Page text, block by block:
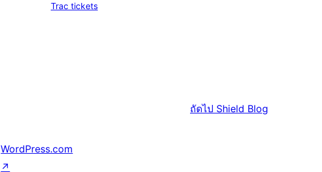
Trac tickets
ถัดไป Shield Blog
WordPress.com
↗